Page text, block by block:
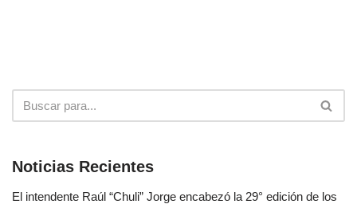
Noticias Recientes
El intendente Raúl “Chuli” Jorge encabezó la 29° edición de los